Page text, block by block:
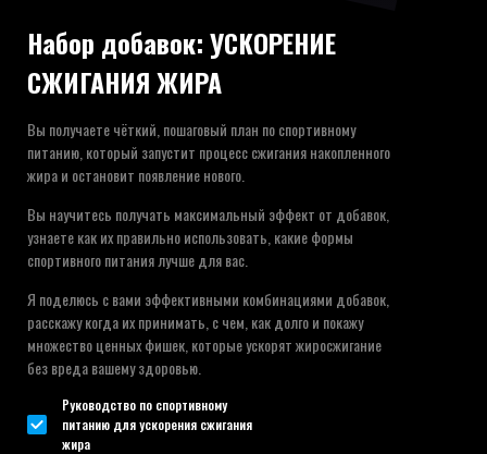
Набор добавок: УСКОРЕНИЕ
СЖИГАНИЯ ЖИРА
Вы получаете чёткий, пошаговый план по спортивному
питанию, который запустит процесс сжигания накопленного
жира и остановит появление нового.
Вы научитесь получать максимальный эффект от добавок,
узнаете как их правильно использовать, какие формы
спортивного питания лучше для вас.
Я поделюсь с вами эффективными комбинациями добавок,
расскажу когда их принимать, с чем, как долго и покажу
множество ценных фишек, которые ускорят жиросжигание
без вреда вашему здоровью.
Руководство по спортивному
питанию для ускорения сжигания
жира